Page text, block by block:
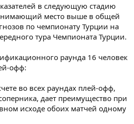
в следующую стадию
место выше в общей
по чемпионату Турции на
тура Чемпионата Турции.
раунда 16 человек
офф:
во всех раундах плей-офф,
дает преимущество при
исходе обоих матчей одному